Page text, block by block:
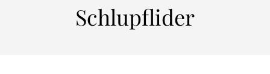
Schlupflider